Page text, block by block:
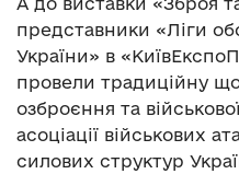
представники «Ліги
України» в
провели традиційну
озброєння та
асоціації військових
силових структур